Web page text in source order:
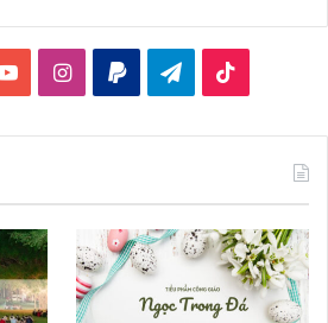
u
b
I
a
g
P
a
g
r
o
k